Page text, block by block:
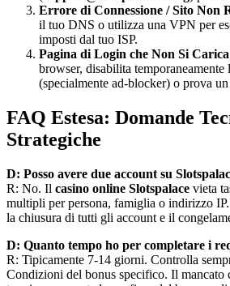
Errore di Connessione / Sito Non
il tuo DNS o utilizza una VPN per
imposti dal tuo ISP.
Pagina di Login che Non Si
browser, disabilita temporaneamente
(specialmente ad-blocker) o prova
FAQ Estesa: Domande
Strategiche
D: Posso avere due account su
R: No. Il casino online Slotspalace vieta
multipli per persona, famiglia o indirizzo
la chiusura di tutti gli account e il
D: Quanto tempo ho per completare i
R: Tipicamente 7-14 giorni. Controlla
Condizioni del bonus specifico. Il mancato